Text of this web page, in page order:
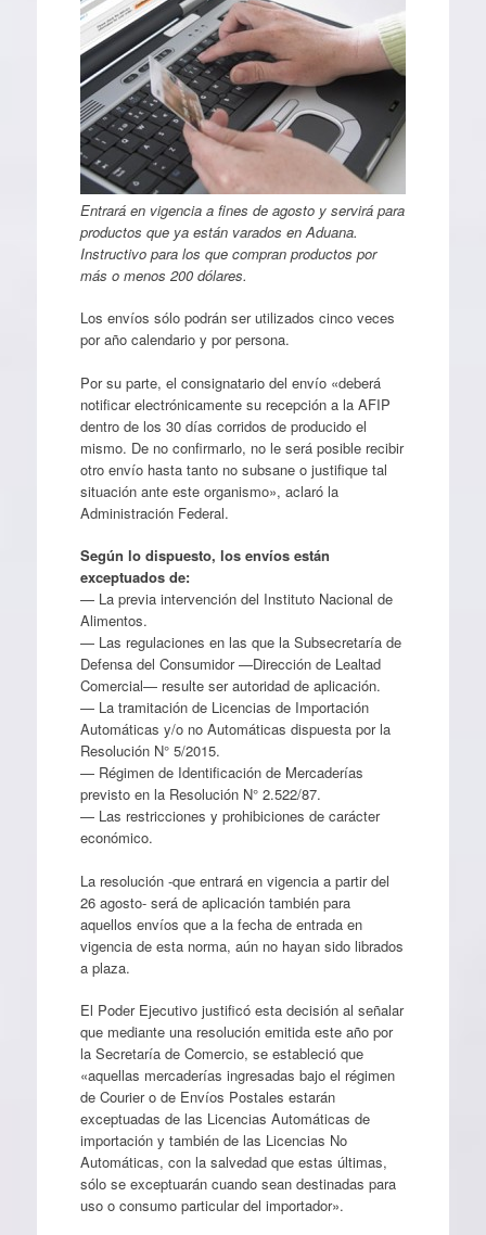
Entrará en vigencia a fines de agosto y servirá para
productos que ya están varados en Aduana.
Instructivo para los que compran productos por
más o menos 200 dólares.
Los envíos sólo podrán ser utilizados cinco veces
por año calendario y por persona.
Por su parte, el consignatario del envío «deberá
notificar electrónicamente su recepción a la AFIP
dentro de los 30 días corridos de producido el
mismo. De no confirmarlo, no le será posible recibir
otro envío hasta tanto no subsane o justifique tal
situación ante este organismo», aclaró la
Administración Federal.
Según lo dispuesto, los envíos están
exceptuados de:
— La previa intervención del Instituto Nacional de
Alimentos.
— Las regulaciones en las que la Subsecretaría de
Defensa del Consumidor —Dirección de Lealtad
Comercial— resulte ser autoridad de aplicación.
— La tramitación de Licencias de Importación
Automáticas y/o no Automáticas dispuesta por la
Resolución N° 5/2015.
— Régimen de Identificación de Mercaderías
previsto en la Resolución N° 2.522/87.
— Las restricciones y prohibiciones de carácter
económico.
La resolución -que entrará en vigencia a partir del
26 agosto- será de aplicación también para
aquellos envíos que a la fecha de entrada en
vigencia de esta norma, aún no hayan sido librados
a plaza.
El Poder Ejecutivo justificó esta decisión al señalar
que mediante una resolución emitida este año por
la Secretaría de Comercio, se estableció que
«aquellas mercaderías ingresadas bajo el régimen
de Courier o de Envíos Postales estarán
exceptuadas de las Licencias Automáticas de
importación y también de las Licencias No
Automáticas, con la salvedad que estas últimas,
sólo se exceptuarán cuando sean destinadas para
uso o consumo particular del importador».